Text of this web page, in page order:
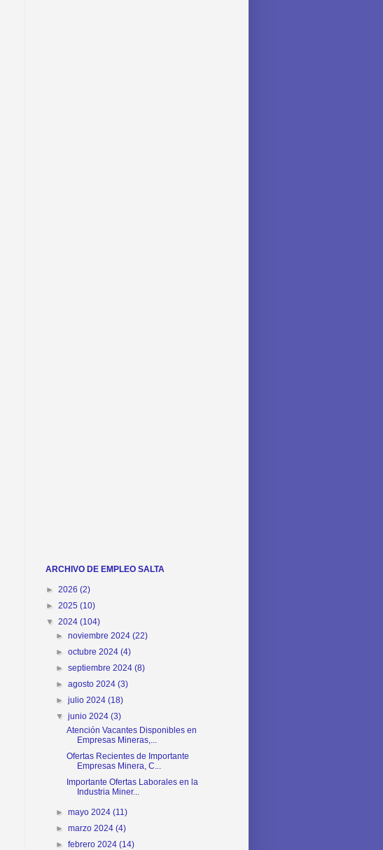
ARCHIVO DE EMPLEO SALTA
► 2026 (2)
► 2025 (10)
▼ 2024 (104)
►noviembre 2024(22)
►octubre 2024(4)
►septiembre 2024(8)
►agosto 2024(3)
►julio 2024(18)
▼junio 2024(3)
Atención Vacantes Disponibles en
Empresas Mineras,...
Ofertas Recientes de Importante
Empresas Minera, C...
Importante Ofertas Laborales en la
Industria Miner...
►mayo 2024(11)
►marzo 2024(4)
►febrero 2024(14)